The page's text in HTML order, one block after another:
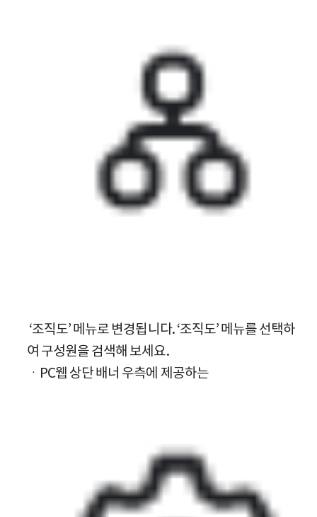
‘조직도’ 메뉴로 변경됩니다. ‘조직도’ 메뉴를 선택하
여 구성원을 검색해 보세요.
ㆍPC웹 상단 배너 우측에 제공하는